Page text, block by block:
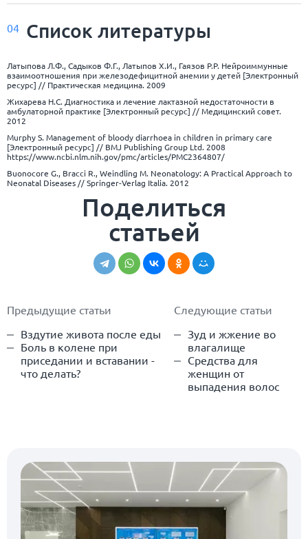
04 Список литературы
Латыпова Л.Ф., Садыков Ф.Г., Латыпов Х.И., Гаязов Р.Р. Нейроиммунные
взаимоотношения при железодефицитной анемии у детей [Электронный
ресурс] // Практическая медицина. 2009
Жихарева Н.С. Диагностика и лечение лактазной недостаточности в
амбулаторной практике [Электронный ресурс] // Медицинский совет.
2012
Murphy S. Management of bloody diarrhoea in children in primary care
[Электронный ресурс] // BMJ Publishing Group Ltd. 2008
https://www.ncbi.nlm.nih.gov/pmc/articles/PMC2364807/
Buonocore G., Bracci R., Weindling M. Neonatology: A Practical Approach to
Neonatal Diseases // Springer-Verlag Italia. 2012
Поделиться
статьей
Предыдущие статьи
Вздутие живота после еды
Боль в колене при
приседании и вставании -
что делать?
Следующие статьи
Зуд и жжение во
влагалище
Средства для
женщин от
выпадения волос